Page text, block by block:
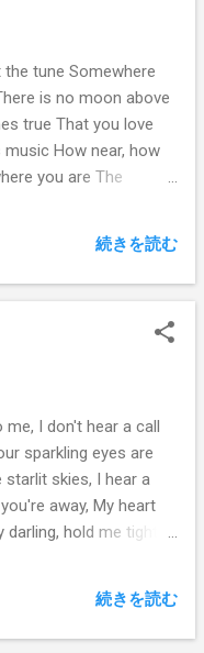
tune Somewhere
is no moon above
true That you love
How near, how
you are The
続きを読む
I don't hear a call
sparkling eyes are
skies, I hear a
away, My heart
hold me tight
続きを読む